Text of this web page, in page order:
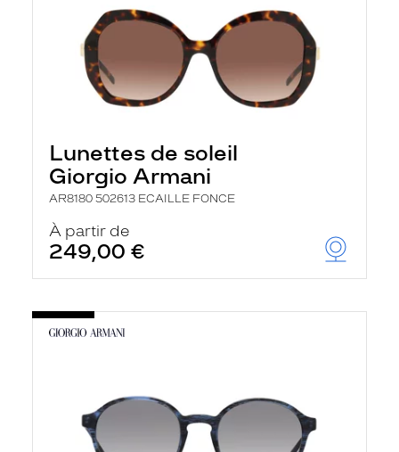
Lunettes de soleil
Giorgio Armani
AR8180 502613 ECAILLE FONCE
À partir de
249,00 €